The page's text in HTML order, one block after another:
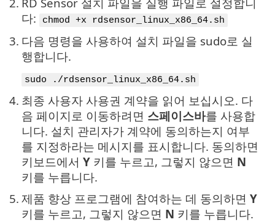
다:
chmod +x rdsensor_linux_x86_64.sh
3. 다음 명령을 사용하여 설치 파일을 sudo로 실
행합니다.
sudo ./rdsensor_linux_x86_64.sh
4. 최종 사용자 사용권 계약을 읽어 보십시오. 다
음 페이지로 이동하려면 스페이스바를 사용합
니다. 설치 관리자가 계약에 동의하는지 여부
를 지정하라는 메시지를 표시합니다. 동의하면
키보드에서 Y 키를 누르고, 그렇지 않으면 N
키를 누릅니다.
5. 제품 향상 프로그램에 참여하는 데 동의하면 Y
키를 누르고, 그렇지 않으면 N 키를 누릅니다.